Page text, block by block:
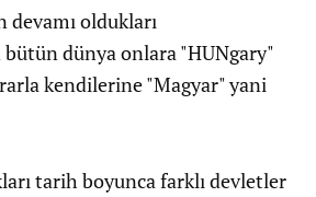
devamı oldukları
dünya onlara "HUNgary"
kendilerine "Magyar" yani
tarih boyunca farklı devletler